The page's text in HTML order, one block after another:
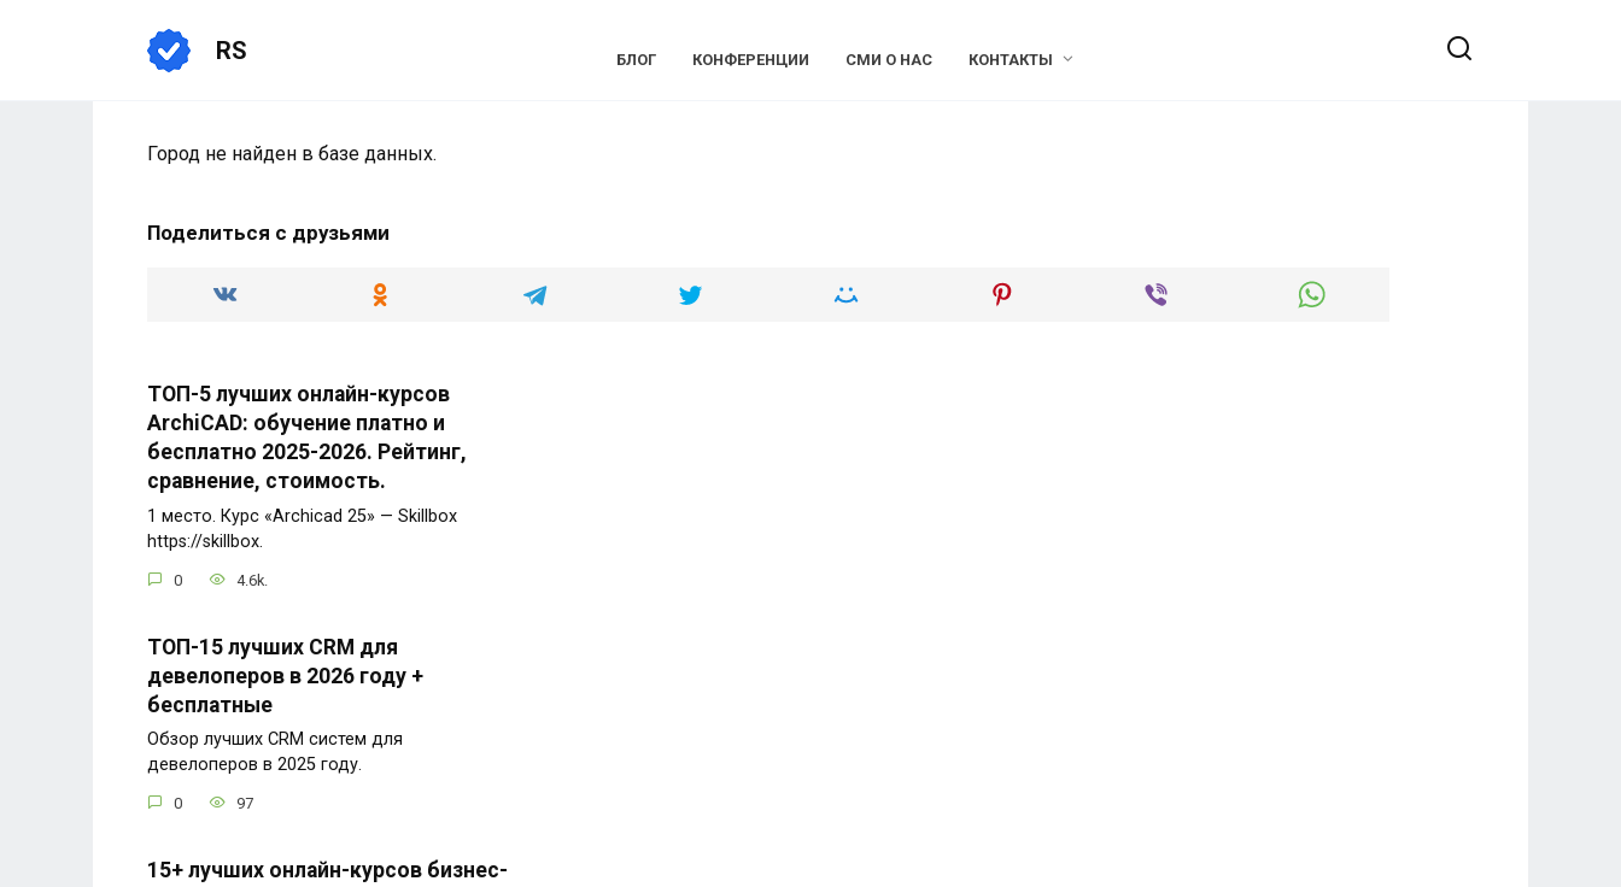
RS БЛОГ КОНФЕРЕНЦИИ СМИ О НАС КОНТАКТЫ
Город не найден в базе данных.
Поделиться с друзьями
ТОП-5 лучших онлайн-курсов
ArchiCAD: обучение платно и
бесплатно 2025-2026. Рейтинг,
сравнение, стоимость.
1 место. Курс «Archicad 25» — Skillbox
https://skillbox.
0 4.6k.
ТОП-15 лучших CRM для
девелоперов в 2026 году +
бесплатные
Обзор лучших CRM систем для
девелоперов в 2025 году.
0 97
15+ лучших онлайн-курсов бизнес-